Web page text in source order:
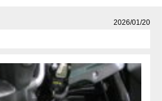
2026/01/20